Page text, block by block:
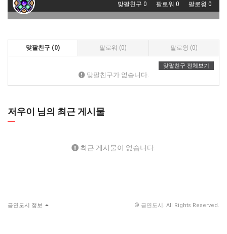
맞팔친구 0
팔로워 0 팔로윙 0
맞팔친구 (0) 팔로워 (0) 팔로윙 (0)
맞팔친구 전체보기
맞팔친구가 없습니다.
저우이 님의 최근 게시물
최근 게시물이 없습니다.
금연도시 정보 © 금연도시. All Rights Reserved.